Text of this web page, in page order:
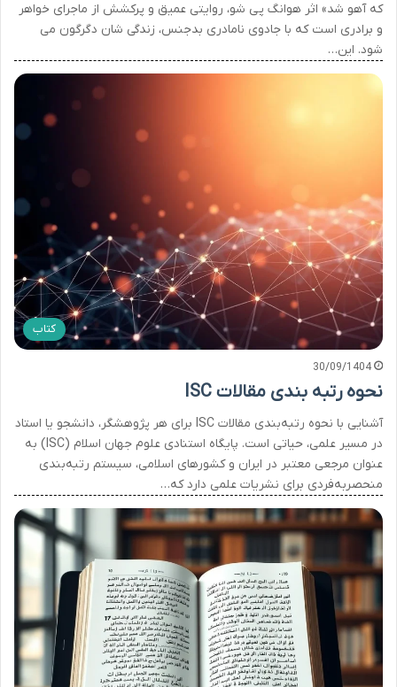
که آهو شد» اثر هوانگ پی شو، روایتی عمیق و پرکشش از ماجرای خواهر
و برادری است که با جادوی نامادری بدجنس، زندگی شان دگرگون می
شود. این…
کتاب
30/09/1404
نحوه رتبه بندی مقالات ISC
آشنایی با نحوه رتبه‌بندی مقالات ISC برای هر پژوهشگر، دانشجو یا استاد
در مسیر علمی، حیاتی است. پایگاه استنادی علوم جهان اسلام (ISC) به
عنوان مرجعی معتبر در ایران و کشورهای اسلامی، سیستم رتبه‌بندی
منحصربه‌فردی برای نشریات علمی دارد که…